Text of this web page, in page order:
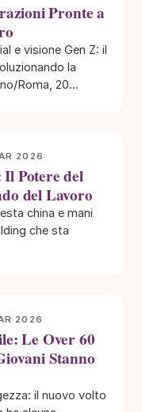
Pronte a
e visione Gen Z: il
la
Roma, 20
2026
Potere del
del Lavoro
china e mani
che sta
2026
Le Over 60
Stanno
il nuovo volto